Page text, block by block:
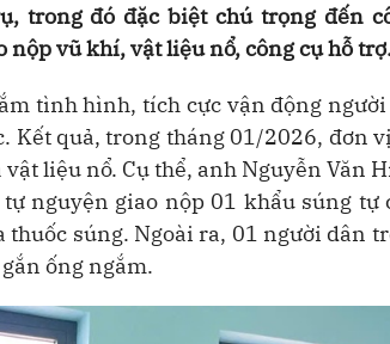
trong đó đặc biệt chú trọng đến
vũ khí, vật liệu nổ, công cụ hỗ
tình hình, tích cực vận động
Kết quả, trong tháng 01/2026, đơn
liệu nổ. Cụ thể, anh Nguyễn Văn
nguyện giao nộp 01 khẩu súng tự
súng. Ngoài ra, 01 người dân
ống ngắm.